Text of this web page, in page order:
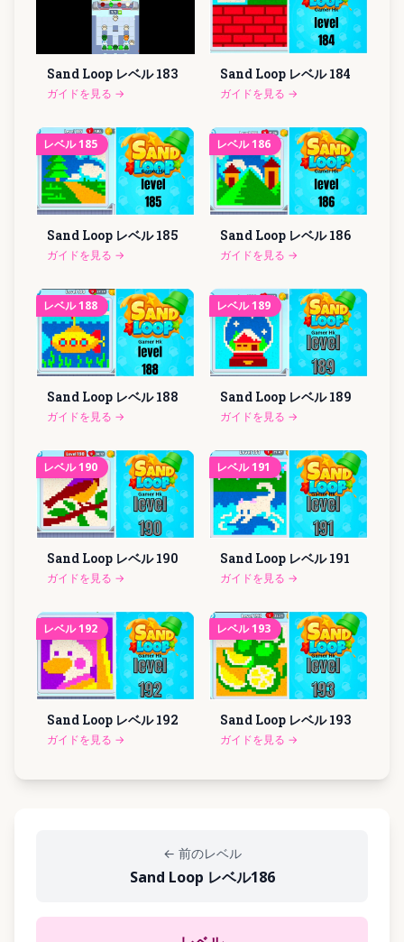
Sand Loop レベル 183
ガイドを見る →
Sand Loop レベル 184
ガイドを見る →
レベル185
Sand Loop レベル 185
ガイドを見る →
レベル186
Sand Loop レベル 186
ガイドを見る →
レベル188
Sand Loop レベル 188
ガイドを見る →
レベル189
Sand Loop レベル 189
ガイドを見る →
レベル190
Sand Loop レベル 190
ガイドを見る →
レベル191
Sand Loop レベル 191
ガイドを見る →
レベル192
Sand Loop レベル 192
ガイドを見る →
レベル193
Sand Loop レベル 193
ガイドを見る →
← 前のレベル
Sand Loop レベル186